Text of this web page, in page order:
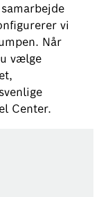
vi
Når
vælge
Center.